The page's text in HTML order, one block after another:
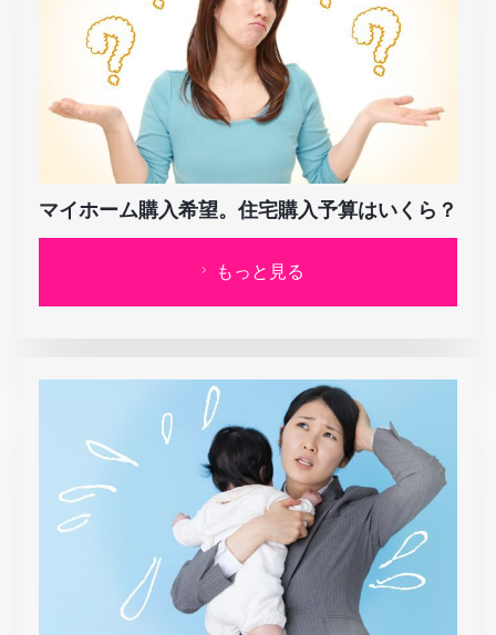
マイホーム購入希望。住宅購入予算はいくら？
もっと見る